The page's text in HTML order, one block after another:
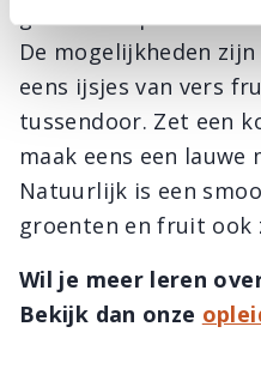
De mogelijkheden
eens ijsjes van vers
tussendoor. Zet een
maak eens een lauwe
Natuurlijk is een
groenten en fruit ook
Wil je meer leren
Bekijk dan onze